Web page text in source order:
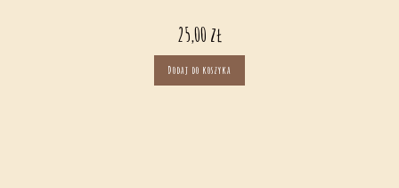
25,00 zł
Dodaj do koszyka